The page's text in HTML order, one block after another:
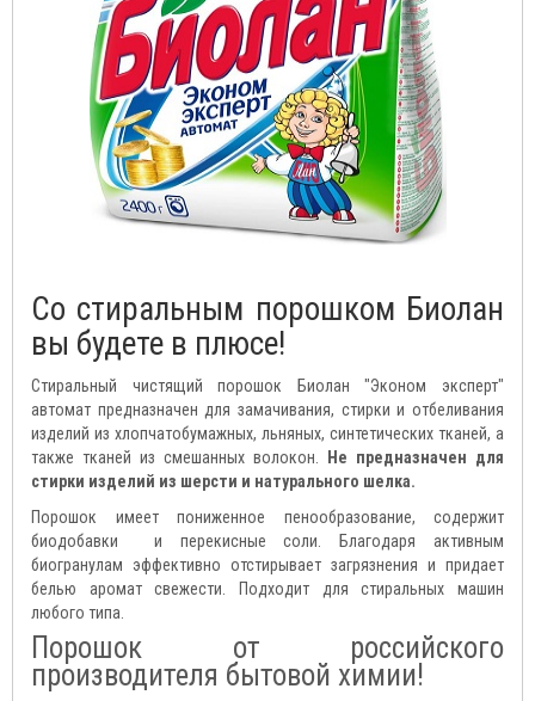
Со стиральным порошком Биолан
вы будете в плюсе!
Стиральный чистящий порошок Биолан "Эконом эксперт"
автомат предназначен для замачивания, стирки и отбеливания
изделий из хлопчатобумажных, льняных, синтетических тканей, а
также тканей из смешанных волокон.
Не предназначен для
стирки изделий из шерсти и натурального шелка.
Порошок имеет пониженное пенообразование, содержит
биодобавки и перекисные соли. Благодаря активным
биогранулам эффективно отстирывает загрязнения и придает
белью аромат свежести. Подходит для стиральных машин
любого типа.
Порошок от российского
производителя бытовой химии!